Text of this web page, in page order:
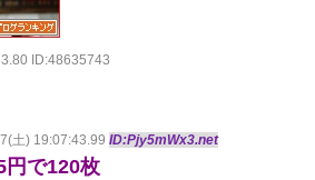
ID:48635743
土) 19:07:43.99 ID:Pjy5mWx3.net
円で120枚